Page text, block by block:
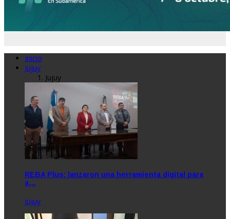
Inicio
Jujuy
Jujuy
REBA Plus: lanzaron una herramienta digital para
a…
Jujuy